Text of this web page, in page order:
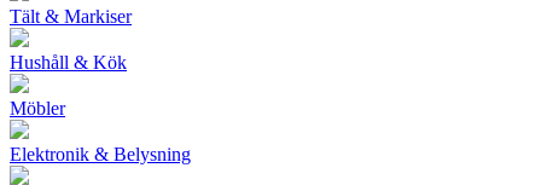
Tält & Markiser
Hushåll & Kök
Möbler
Elektronik & Belysning